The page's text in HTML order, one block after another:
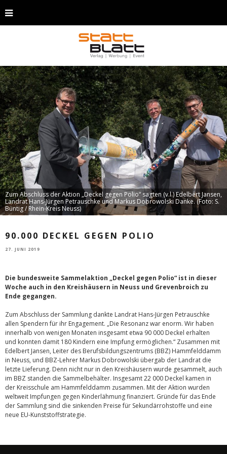
Zum Abschluss der Aktion „Deckel gegen Polio“ sagten (v.l.) Edelbert Jansen,
Landrat Hans-Jürgen Petrauschke und Markus Dobrowolski Danke. (Foto: S.
Büntig / Rhein-Kreis Neuss)
90.000 DECKEL GEGEN POLIO
27. JUNI 2019
Die bundesweite Sammelaktion „Deckel gegen Polio“ ist in dieser
Woche auch in den Kreishäusern in Neuss und Grevenbroich zu
Ende gegangen.
Zum Abschluss der Sammlung dankte Landrat Hans-Jürgen Petrauschke
allen Spendern für ihr Engagement. „Die Resonanz war enorm. Wir haben
innerhalb von wenigen Monaten insgesamt etwa 90 000 Deckel erhalten
und konnten damit 180 Kindern eine Impfung ermöglichen.“ Zusammen mit
Edelbert Jansen, Leiter des Berufsbildungszentrums (BBZ) Hammfelddamm
in Neuss, und BBZ-Lehrer Markus Dobrowolski übergab der Landrat die
letzte Lieferung. Denn nicht nur in den Kreishäusern wurde gesammelt, auch
im BBZ standen die Sammelbehälter. Insgesamt 22 000 Deckel kamen in
der Kreisschule am Hammfelddamm zusammen. Mit der Aktion wurden
weltweit Impfungen gegen Kinderlähmung finanziert. Gründe für das Ende
der Sammlung sind die sinkenden Preise für Sekundärrohstoffe und eine
neue EU-Kunststoffstrategie.